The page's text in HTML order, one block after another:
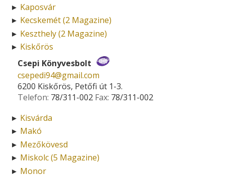
► Kaposvár
► Kecskemét (2 Magazine)
► Keszthely (2 Magazine)
► Kiskőrös
Csepi Könyvesbolt
csepedi94­@­gmail.com
6200 Kiskőrös, Petőfi út 1-3.
Telefon: 78/311-002 Fax: 78/311-002
► Kisvárda
► Makó
► Mezőkövesd
► Miskolc (5 Magazine)
► Monor